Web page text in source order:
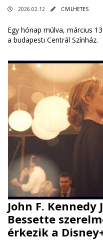
2026.02.12 CIVILHETES
Egy hónap múlva, március
a budapesti Centrál Színház.
John F. Kennedy
Bessette
érkezik a